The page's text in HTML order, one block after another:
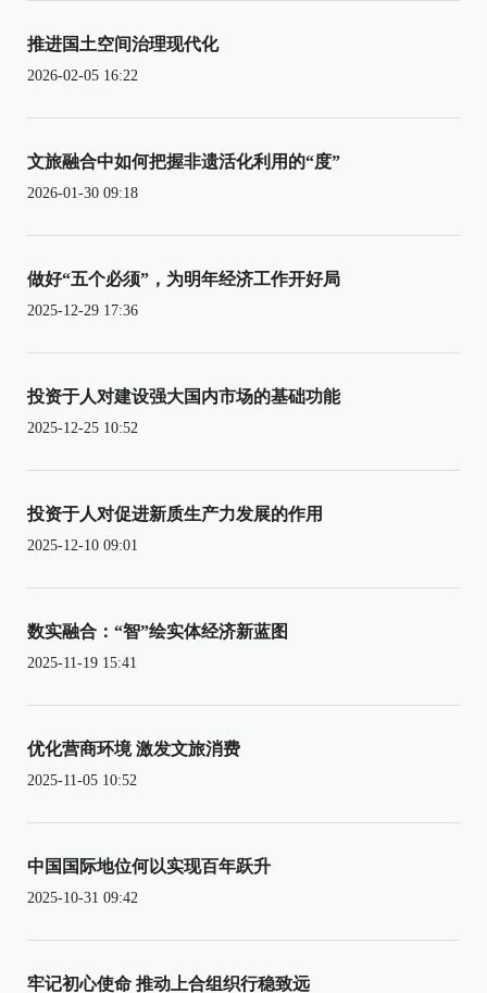
推进国土空间治理现代化
2026-02-05 16:22
文旅融合中如何把握非遗活化利用的“度”
2026-01-30 09:18
做好“五个必须”，为明年经济工作开好局
2025-12-29 17:36
投资于人对建设强大国内市场的基础功能
2025-12-25 10:52
投资于人对促进新质生产力发展的作用
2025-12-10 09:01
数实融合：“智”绘实体经济新蓝图
2025-11-19 15:41
优化营商环境 激发文旅消费
2025-11-05 10:52
中国国际地位何以实现百年跃升
2025-10-31 09:42
牢记初心使命 推动上合组织行稳致远